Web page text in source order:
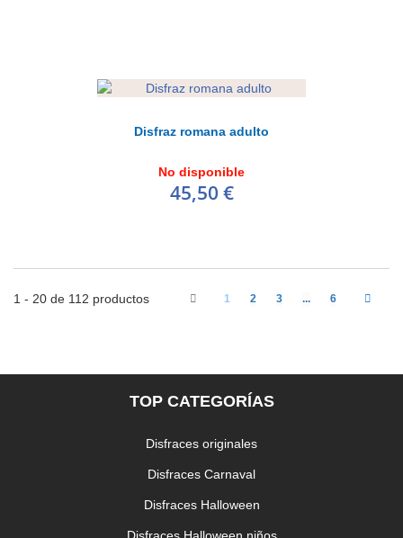
Disfraz romana adulto
No disponible
45,50 €
1 - 20 de 112 productos 1 2 3 ... 6
TOP CATEGORÍAS
Disfraces originales
Disfraces Carnaval
Disfraces Halloween